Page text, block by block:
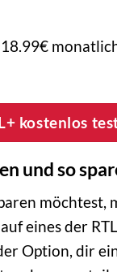
18.99€
kostenlos
und so
möchtest,
eines der
Option, dir